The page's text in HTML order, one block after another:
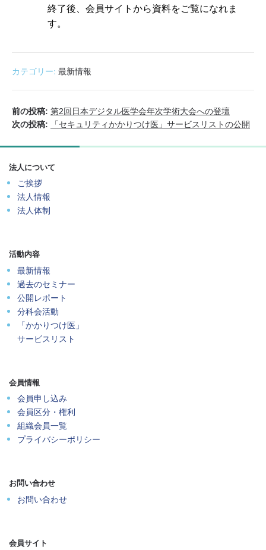
終了後、会員サイトから資料をご覧になれま
す。
カテゴリー: 最新情報
前の投稿: 第2回日本デジタル医学会年次学術大会への登壇
次の投稿:
「セキュリティかかりつけ医」サービスリストの公開
法人について
ご挨拶
法人情報
法人体制
活動内容
最新情報
過去のセミナー
公開レポート
分科会活動
「かかりつけ医」
サービスリスト
会員情報
会員申し込み
会員区分・権利
組織会員一覧
プライバシーポリシー
お問い合わせ
お問い合わせ
会員サイト